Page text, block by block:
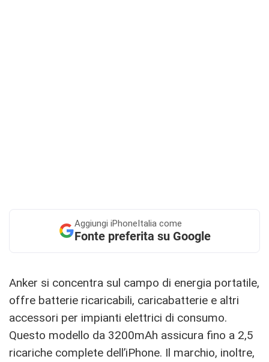
Aggiungi iPhoneItalia come
Fonte preferita su Google
Anker si concentra sul campo di energia portatile,
offre batterie ricaricabili, caricabatterie e altri
accessori per impianti elettrici di consumo.
Questo modello da 3200mAh assicura fino a 2,5
ricariche complete dell’iPhone. Il marchio, inoltre,